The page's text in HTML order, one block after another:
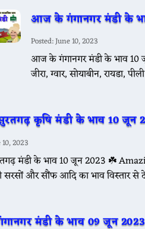
आज के गंगानगर मंडी के
Posted: June 10, 2023
आज के गंगानगर मंडी के भाव 10
जीरा, ग्वार, सोयाबीन, रायडा,
कृषि मंडी के भाव 10 जून
2023
मंडी के भाव 10 जून 2023 ☘️
सरसों और सौंफ आदि का भाव विस्तार
मंडी के भाव 09 जून 2023